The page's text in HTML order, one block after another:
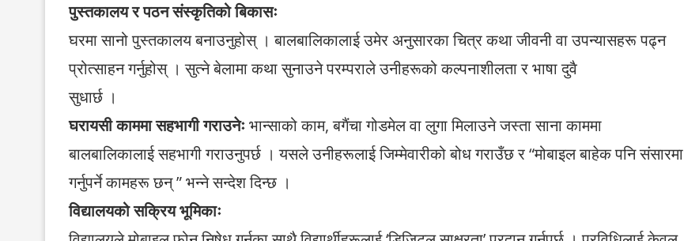
पुस्तकालय र पठन संस्कृतिको बिकासः
घरमा सानो पुस्तकालय बनाउनुहोस् । बालबालिकालाई उमेर अनुसारका चित्र कथा जीवनी वा उपन्यासहरू पढ्न
प्रोत्साहन गर्नुहोस् । सुत्ने बेलामा कथा सुनाउने परम्पराले उनीहरूको कल्पनाशीलता र भाषा दुवै
सुधार्छ ।
घरायसी काममा सहभागी गराउनेःभान्साको काम, बगैंचा गोडमेल वा लुगा मिलाउने जस्ता साना काममा
बालबालिकालाई सहभागी गराउनुपर्छ । यसले उनीहरूलाई जिम्मेवारीको बोध गराउँछ र “मोबाइल बाहेक पनि संसारमा
गर्नुपर्ने कामहरू छन् ” भन्ने सन्देश दिन्छ ।
विद्यालयको सक्रिय भूमिकाः